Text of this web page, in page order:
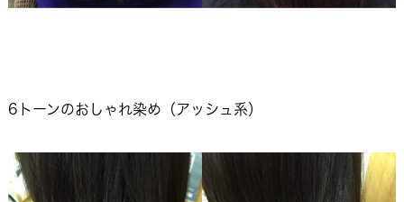
6トーンのおしゃれ染め（アッシュ系）